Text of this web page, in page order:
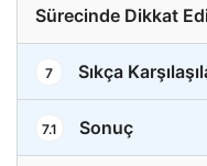
Sürecinde Dikkat
7 Sıkça
7.1 Sonuç